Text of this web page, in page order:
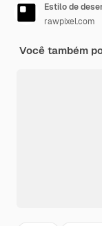
Estilo de
rawpixel.com
Você também